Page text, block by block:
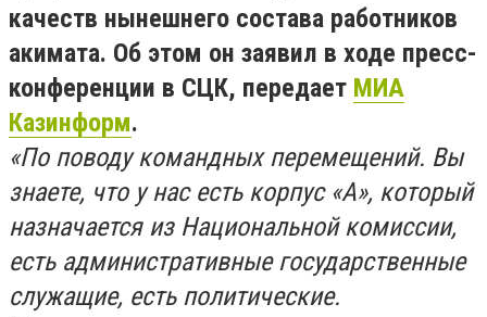
качеств нынешнего состава работников
акимата. Об этом он заявил в ходе пресс-
конференции в СЦК, передает МИА
Казинформ.
«По поводу командных перемещений. Вы
знаете, что у нас есть корпус «А», который
назначается из Национальной комиссии,
есть административные государственные
служащие, есть политические.